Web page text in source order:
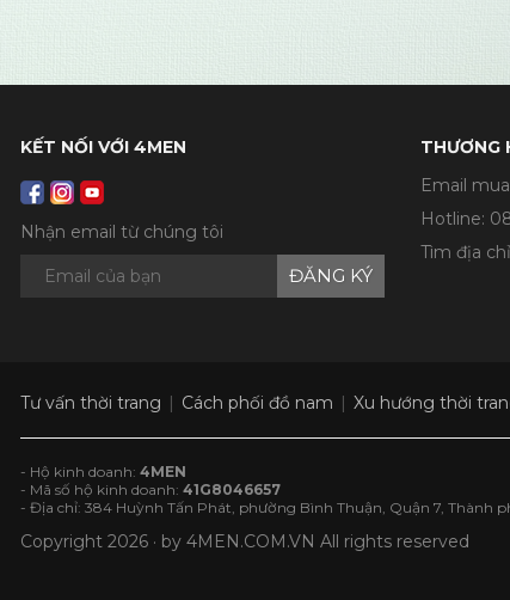
KẾT NỐI VỚI 4MEN
Nhận email từ chúng tôi
ĐĂNG KÝ
THƯƠNG
Email
Hotline:
Tìm địa
Tư vấn thời trang Cách phối đồ nam Xu hướng thời
- Hộ kinh doanh: 4MEN
- Mã số hộ kinh doanh: 41G8046657
- Địa chỉ: 384 Huỳnh Tấn Phát, phường Bình Thuận, Quận 7, Thành
Copyright 2026 · by 4MEN.COM.VN All rights reserved